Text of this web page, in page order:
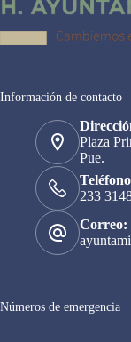
Información de contacto
Plaza
Pue.
233
Correo:
Números de emergencia